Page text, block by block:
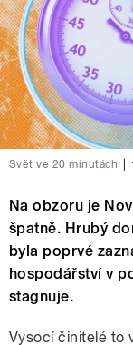
Svět ve 20 minutách
Na obzoru je
špatně. Hrubý
byla poprvé
hospodářství v
stagnuje.
Vysocí činitelé to